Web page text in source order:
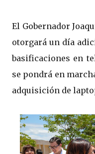
El Gobernador
otorgará un día
basificaciones en
se pondrá en
adquisición de